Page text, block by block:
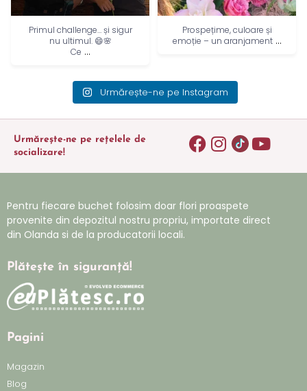
Primul challenge… și sigur
nu ultimul. 😄🌸
Ce ...
Prospețime, culoare și
emoție – un aranjament ...
Urmărește-ne pe Instagram
Urmărește-ne pe rețelele de
socializare!
Pentru fiecare buchet folosim doar flori proaspete
provenite din depozitul nostru propriu, importate direct
din Olanda si de la producatorii locali.
Plătește în siguranță!
Pagini
Magazin
Blog